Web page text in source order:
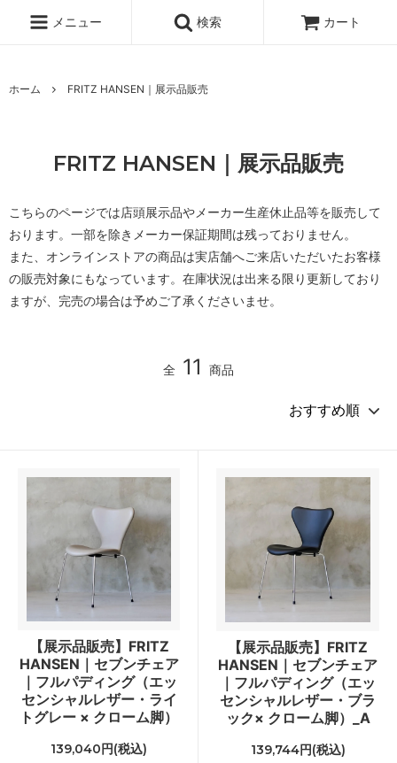
メニュー 検索 カート
ホーム FRITZ HANSEN｜展示品販売
FRITZ HANSEN｜展示品販売
こちらのページでは店頭展示品やメーカー生産休止品等を販売して
おります。一部を除きメーカー保証期間は残っておりません。
また、オンラインストアの商品は実店舗へご来店いただいたお客様
の販売対象にもなっています。在庫状況は出来る限り更新しており
ますが、完売の場合は予めご了承くださいませ。
全 11 商品
【展示品販売】FRITZ
HANSEN｜セブンチェア
｜フルパディング（エッ
センシャルレザー・ライ
トグレー × クローム脚）
139,040円(税込)
【展示品販売】FRITZ
HANSEN｜セブンチェア
｜フルパディング（エッ
センシャルレザー・ブラ
ック× クローム脚）_A
139,744円(税込)